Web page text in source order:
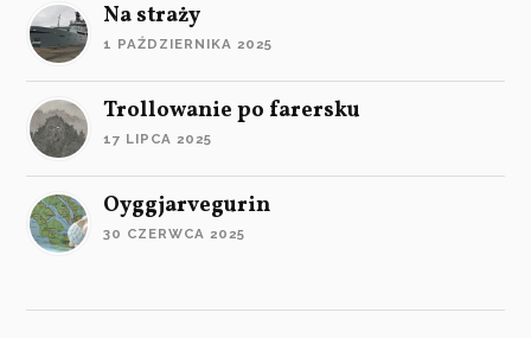
Na straży
1 PAŹDZIERNIKA 2025
Trollowanie po farersku
17 LIPCA 2025
Oyggjarvegurin
30 CZERWCA 2025